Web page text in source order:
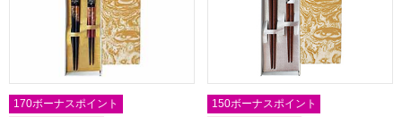
170ボーナスポイント
150ボーナスポイント